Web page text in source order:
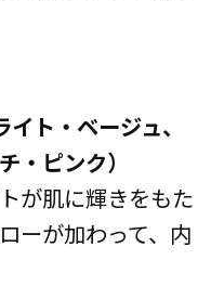
ト・ベージュ、
・ピンク）
が肌に輝きをもた
ーが加わって、内